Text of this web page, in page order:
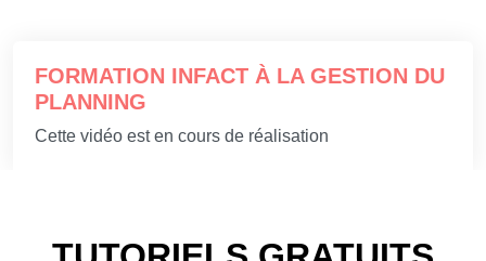
FORMATION INFACT À LA GESTION DU
PLANNING
Cette vidéo est en cours de réalisation